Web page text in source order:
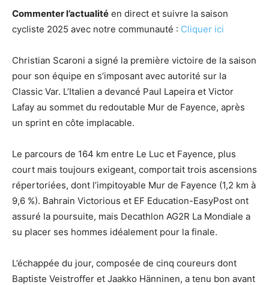
Commenter l’actualité en direct et suivre la saison
cycliste 2025 avec notre communauté : Cliquer ici
Christian Scaroni a signé la première victoire de la saison
pour son équipe en s’imposant avec autorité sur la
Classic Var. L’Italien a devancé Paul Lapeira et Victor
Lafay au sommet du redoutable Mur de Fayence, après
un sprint en côte implacable.
Le parcours de 164 km entre Le Luc et Fayence, plus
court mais toujours exigeant, comportait trois ascensions
répertoriées, dont l’impitoyable Mur de Fayence (1,2 km à
9,6 %). Bahrain Victorious et EF Education-EasyPost ont
assuré la poursuite, mais Decathlon AG2R La Mondiale a
su placer ses hommes idéalement pour la finale.
L’échappée du jour, composée de cinq coureurs dont
Baptiste Veistroffer et Jaakko Hänninen, a tenu bon avant